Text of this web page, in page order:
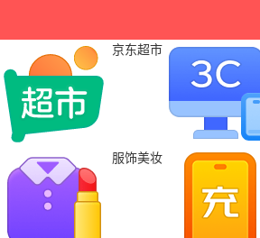
京东超市
服饰美妆